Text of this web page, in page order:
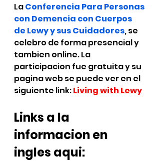
La Conferencia Para Personas
con Demencia con Cuerpos
de Lewy y sus Cuidadores, se
celebro de forma presencial y
tambien online. La
participacion fue gratuita y su
pagina web se puede ver en el
siguiente link: Living with Lewy
Links a la
informacion en
ingles aqui: